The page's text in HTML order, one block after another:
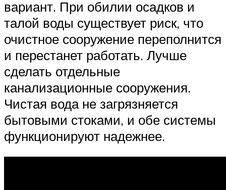
вариант. При обилии осадков и
талой воды существует риск, что
очистное сооружение переполнится
и перестанет работать. Лучше
сделать отдельные
канализационные сооружения.
Чистая вода не загрязняется
бытовыми стоками, и обе системы
функционируют надежнее.